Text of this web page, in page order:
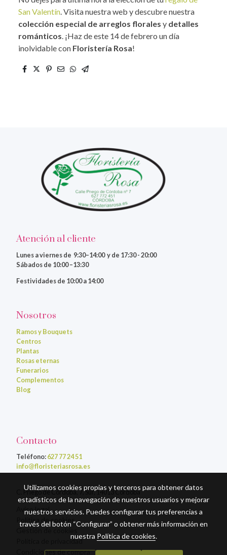
San Valentín. Visita nuestra web y descubre nuestra
colección especial de arreglos florales y detalles
románticos. ¡Haz de este 14 de febrero un día
inolvidable con Floristería Rosa!
Atención al cliente
Lunes a viernesde 9:30–14:00 y de 17:30 - 20:00
Sábados de 10:00 –13:30
Festividades de 10:00 a 14:00
Nosotros
Ramos y Bouquets
Centros
Plantas
Rosas eternas
Funerarios
Complementos
Blog
Contacto
Teléfono:627 77 24 51
info@floristeriasrosa.es
C. Priego de Córdoba, 7, Sur, 14013 Córdoba
Aviso legal
Política de cookies
Política de privacidad
Condiciones de compra
Utilizamos cookies propias y terceros para obtener datos
estadísticos de la navegación de nuestros usuarios y mejorar
nuestros servicios. Puedes configurar tus preferencias a
través del botón “Configurar” o obtener más información en
nuestra Política de cookies.